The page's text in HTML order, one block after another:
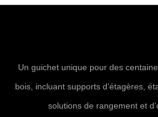
Un guichet unique pour des
bois, incluant supports d’étagères,
solutions de rangement et